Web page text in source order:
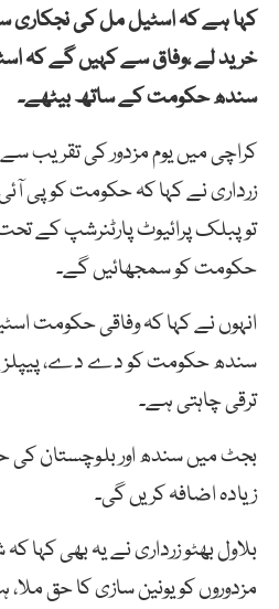
کہا ہے کہ اسٹیل مل کی
خرید لے ،وفاق سے کہیں گے کہ
سندھ حکومت کے ساتھ بیٹھے۔
کراچی میں یوم مزدور کی تقریب
زرداری نے کہا کہ حکومت کو پی
تو پبلک پرائیوٹ پارٹنرشپ کے
حکومت کو سمجھائیں گے۔
انہوں نے کہا کہ وفاقی حکومت
سندھ حکومت کو دے دے، پیپلز
ترقی چاہتی ہے۔
بجٹ میں سندھ اور بلوچستان کی
زیادہ اضافہ کریں گی۔
بلاول بھٹو زرداری نے یہ بھی کہا
مزدوروں کو یونین سازی کا حق